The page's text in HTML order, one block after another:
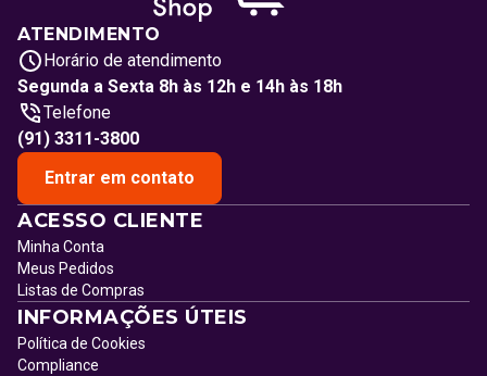
ATENDIMENTO
Horário de atendimento
Segunda a Sexta 8h às 12h e 14h às 18h
Telefone
(91) 3311-3800
Entrar em contato
ACESSO CLIENTE
Minha Conta
Meus Pedidos
Listas de Compras
INFORMAÇÕES ÚTEIS
Política de Cookies
Compliance